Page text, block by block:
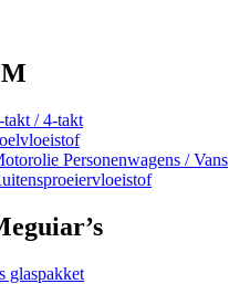
/ 4-takt
Personenwagens / Vans
glaspakket